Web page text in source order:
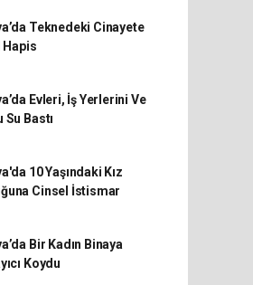
Teknedeki Cinayete
Hapis
Evleri, İş Yerlerini Ve
Su Bastı
10 Yaşındaki Kız
Cinsel İstismar
Bir Kadın Binaya
Koydu